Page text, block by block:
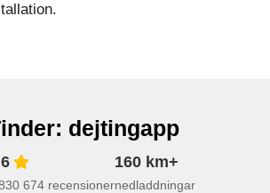
dejtingapp
674 recensioner
160 km+
nedladdningar